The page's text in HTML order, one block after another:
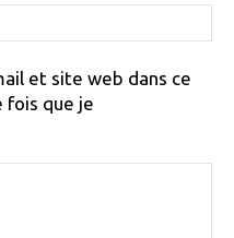
:
et site web dans ce
fois que je